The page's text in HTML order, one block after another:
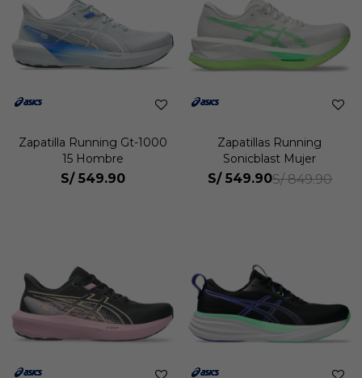
Zapatilla Running Gt-1000
15 Hombre
S/ 549.90
Zapatillas Running
Sonicblast Mujer
S/ 549.90S/ 849.90